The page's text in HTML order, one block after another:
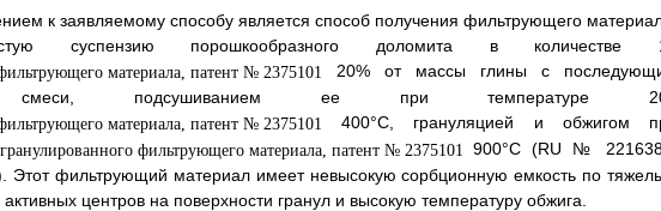
к заявляемому способу является способ получения фильтрующего
суспензию порошкообразного доломита в количестве
20% от массы глины с
смеси, подсушиванием ее при температуре
400°С, грануляцией и обжигом
900°С (RU №
Этот фильтрующий материал имеет невысокую сорбционную емкость по
центров на поверхности гранул и высокую температуру обжига.